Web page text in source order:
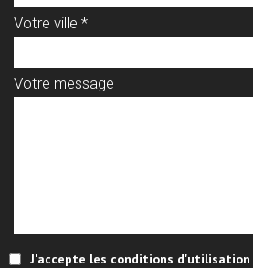
Votre ville *
Votre message
J'accepte les conditions d'utilisation